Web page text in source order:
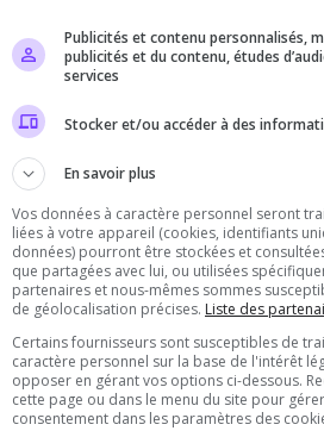
Offres Premiums soumises à nos
Publicités et contenu personnalisés,
publicités et du contenu, études
services
Stocker et/ou accéder à des
En savoir plus
Vos données à caractère personnel seront
liées à votre appareil (cookies, identifiants
données) pourront être stockées et
que partagées avec lui, ou utilisées
partenaires et nous-mêmes sommes
de géolocalisation précises. Liste des
Certains fournisseurs sont susceptibles de
caractère personnel sur la base de l'intérêt
opposer en gérant vos options ci-dessous.
cette page ou dans le menu du site pour
consentement dans les paramètres des